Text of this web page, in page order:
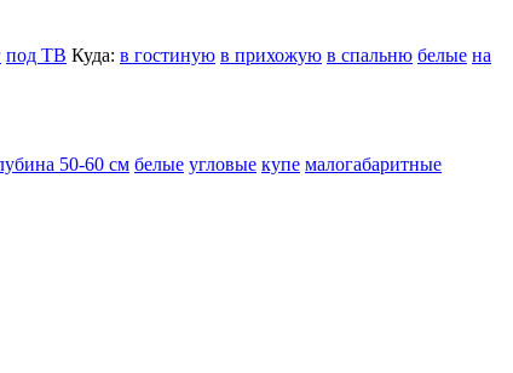
под ТВ Куда: в гостиную в прихожую в спальню белые на
50-60 см белые угловые купе малогабаритные